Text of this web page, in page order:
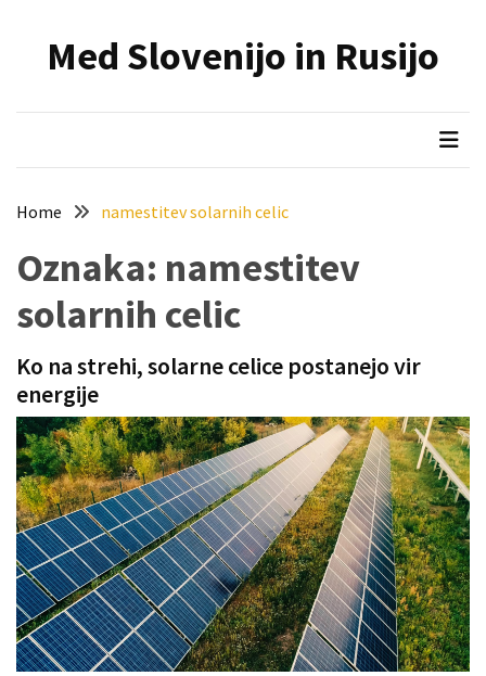
content
NAJNOVEJŠI
dedku
spremenil
življenje
Zelo
priljubljena
naglavna
svetilka
povečuje
varnost
Konji
kot
simbolj
svobode,
moči
gibanja.
contentMed Slovenijo in Rusijo
Home namestitev solarnih celic
Oznaka: namestitev
solarnih celic
Ko na strehi, solarne celice postanejo vir
energije